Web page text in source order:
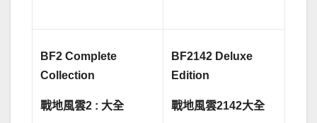
BF2 Complete
Collection
戰地風雲2 : 大全
BF2142 Deluxe
Edition
戰地風雲2142大全